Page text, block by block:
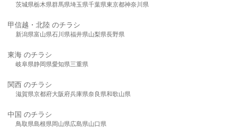
茨城県栃木県群馬県埼玉県千葉県東京都神奈川県
甲信越・北陸 のチラシ
新潟県富山県石川県福井県山梨県長野県
東海 のチラシ
岐阜県静岡県愛知県三重県
関西 のチラシ
滋賀県京都府大阪府兵庫県奈良県和歌山県
中国 のチラシ
鳥取県島根県岡山県広島県山口県